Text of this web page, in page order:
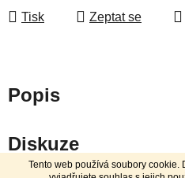
Tento web používá soubory cookie.
Tisk Zeptat se
Popis
Diskuze